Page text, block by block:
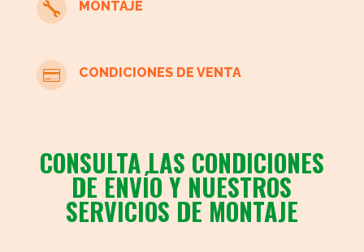
 MONTAJE
 CONDICIONES DE VENTA
CONSULTA LAS CONDICIONES
DE ENVÍO Y NUESTROS
SERVICIOS DE MONTAJE